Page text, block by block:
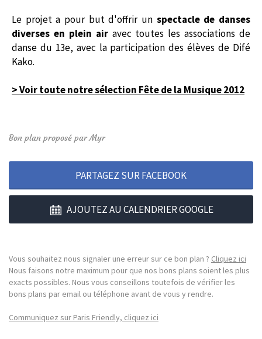
Le projet a pour but d'offrir un spectacle de danses
diverses en plein air avec toutes les associations de
danse du 13e, avec la participation des élèves de Difé
Kako.
> Voir toute notre sélection Fête de la Musique 2012
Bon plan proposé par Myr
PARTAGEZ SUR FACEBOOK
AJOUTEZ AU CALENDRIER GOOGLE
Vous souhaitez nous signaler une erreur sur ce bon plan ? Cliquez ici
Nous faisons notre maximum pour que nos bons plans soient les plus
exacts possibles. Nous vous conseillons toutefois de vérifier les
bons plans par email ou téléphone avant de vous y rendre.
Communiquez sur Paris Friendly, cliquez ici